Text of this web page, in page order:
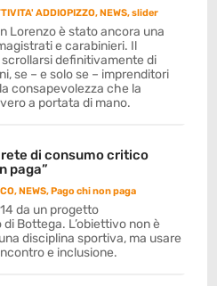
ADDIOPIZZO,NEWS,slider
Lorenzo è stato ancora una
e carabinieri. Il
definitivamente di
se – e solo se – imprenditori
consapevolezza che la
a portata di mano.
di consumo critico
paga”
,NEWS,Pago chi non paga
da un progetto
Bottega. L’obiettivo non è
disciplina sportiva, ma usare
e inclusione.